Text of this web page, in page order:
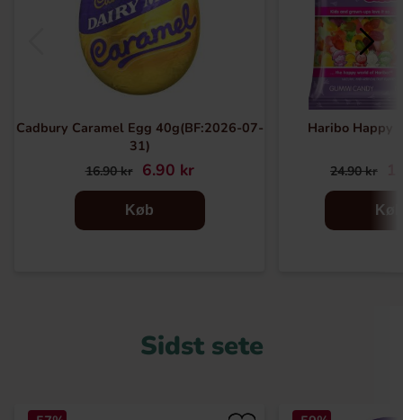
Cadbury Caramel Egg 40g(BF:2026-07-
31)
16.90 kr 6.90 kr
Køb
Haribo Happy
24.90 kr
Køb
Sidst sete